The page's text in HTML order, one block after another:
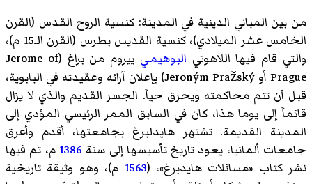
من بين المباني الدينية في المدينة: كنسية الروح القدس (القرن
الخامس عشر الميلادي)، كنسية القديس بطرس (القرن الـ15 م)،
والتي قام فيها اللاهوتي البوهيمي ييروم من براغ (Jerome of
Prague أو Jeroným Pražský) بإعلان آرائه وعقيدته في البابوية،
قبل أن تتم محاكمته ويحرق حياً. الجسر القديم والذي لا يزال
قائماً إلى يوما هذا، كان في السابق الممر الرئيسي المؤدي إلى
المدينة القديمة. تشتهر هايدلبرغ بجامعتها، أقدم وأعرق
جامعات ألمانيا، يعود تاريخ تأسيسها إلى سنة 1386 م، تم فيها
نشر كتاب «مسائلات هايدبرغ»، (1563 م)، وهو وثيقة تاريخية